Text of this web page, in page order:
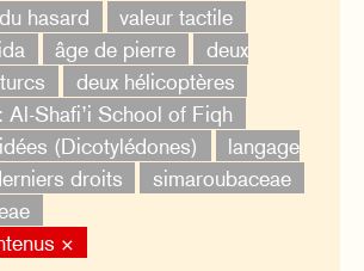
hasard
valeur tactile
âge de pierre
deux
deux hélicoptères
Al-Shafi’i School of Fiqh
(Dicotylédones)
langage
droits
simaroubaceae
×